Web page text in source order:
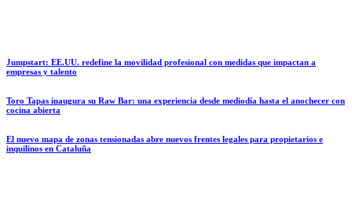
Jumpstart: EE.UU. redefine la movilidad profesional con medidas que impactan a
empresas y talento
Toro Tapas inaugura su Raw Bar: una experiencia desde mediodía hasta el anochecer con
cocina abierta
El nuevo mapa de zonas tensionadas abre nuevos frentes legales para propietarios e
inquilinos en Cataluña